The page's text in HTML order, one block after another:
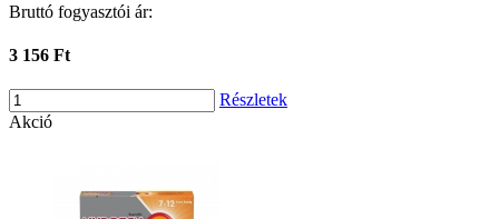
Bruttó fogyasztói ár:
3 156 Ft
Részletek
Akció